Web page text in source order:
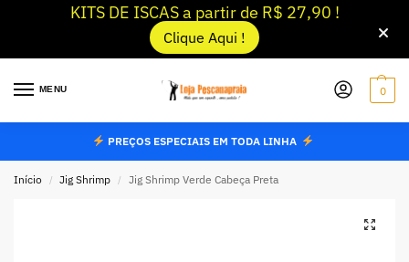
KITS DE ISCAS a partir de R$ 27,90 !
Clique Aqui !
MENU 0
PREÇOS ESPECIAIS EM TODA LINHA
Início / Jig Shrimp / Jig Shrimp Verde Cabeça Preta